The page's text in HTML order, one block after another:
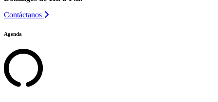
Contáctanos
Agenda